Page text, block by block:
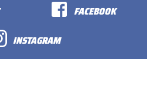
FACEBOOK
INSTAGRAM